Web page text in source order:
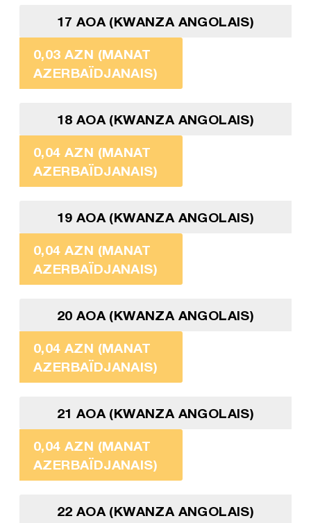
17 AOA (KWANZA ANGOLAIS)
0,03 AZN (MANAT
AZERBAÏDJANAIS)
18 AOA (KWANZA ANGOLAIS)
0,04 AZN (MANAT
AZERBAÏDJANAIS)
19 AOA (KWANZA ANGOLAIS)
0,04 AZN (MANAT
AZERBAÏDJANAIS)
20 AOA (KWANZA ANGOLAIS)
0,04 AZN (MANAT
AZERBAÏDJANAIS)
21 AOA (KWANZA ANGOLAIS)
0,04 AZN (MANAT
AZERBAÏDJANAIS)
22 AOA (KWANZA ANGOLAIS)